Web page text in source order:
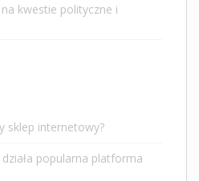
kwestie polityczne i
sklep internetowy?
popularna platforma